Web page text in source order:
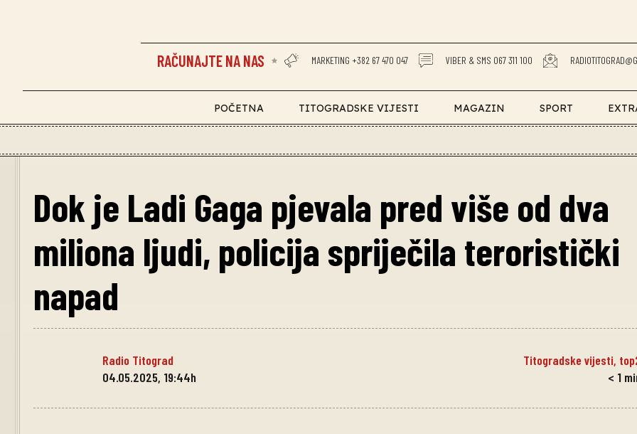
RAČUNAJTE NA NAS MARKETING +382 67 470 047 VIBER & SMS 067 311 100
POČETNA TITOGRADSKE VIJESTI MAGAZIN SPORT
Dok je Ladi Gaga pjevala pred više od dva
miliona ljudi, policija spriječila teroristički
napad
Radio Titograd Titogradske vijesti,
04.05.2025, 19:44h
< 1